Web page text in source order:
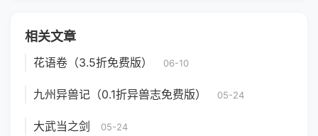
相关文章
花语卷（3.5折免费版） 06-10
九州异兽记（0.1折异兽志免费版） 05-24
大武当之剑 05-24